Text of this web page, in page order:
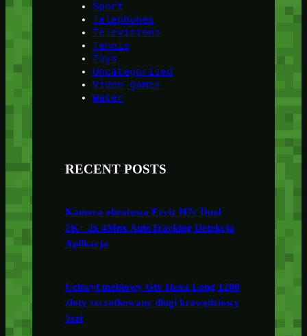
Sport
Telephones
Televisions
Tennis
Toys
Uncategorised
Video games
Water
RECENT POSTS
Kamera obrotowa Ezviz H7c Dual
2K+ 2x 4Mpx AutoTracking Detekcja
Aplikacja
Uchwyt meblowy Gtv Hexa Long 1200
złoty szczotkowany długi krawędziowy
3szt